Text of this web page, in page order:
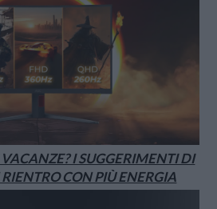
I SUGGERIMENTI DI
RIENTRO CON PIÙ ENERGIA